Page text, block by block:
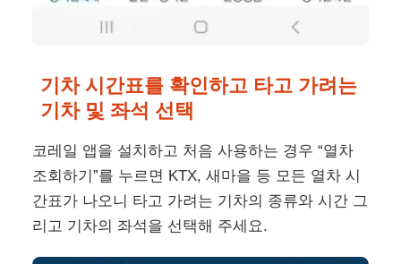
기차 시간표를 확인하고 타고 가려는
기차 및 좌석 선택
코레일 앱을 설치하고 처음 사용하는 경우 “열차
조회하기”를 누르면 KTX, 새마을 등 모든 열차 시
간표가 나오니 타고 가려는 기차의 종류와 시간 그
리고 기차의 좌석을 선택해 주세요.